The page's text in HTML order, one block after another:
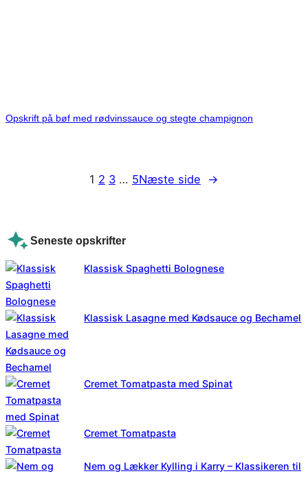
Opskrift på bøf med rødvinssauce og stegte champignon
1 2 3 … 5Næste side →
Seneste opskrifter
Klassisk Spaghetti Bolognese
Klassisk Lasagne med Kødsauce og Bechamel
Cremet Tomatpasta med Spinat
Cremet Tomatpasta
Nem og Lækker Kylling i Karry – Klassikeren til